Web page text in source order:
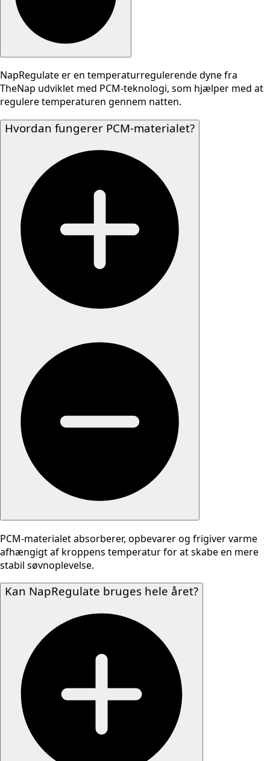
NapRegulate er en temperaturregulerende dyne fra
TheNap udviklet med PCM-teknologi, som hjælper med at
regulere temperaturen gennem natten.
Hvordan fungerer PCM-materialet?
PCM-materialet absorberer, opbevarer og frigiver varme
afhængigt af kroppens temperatur for at skabe en mere
stabil søvnoplevelse.
Kan NapRegulate bruges hele året?